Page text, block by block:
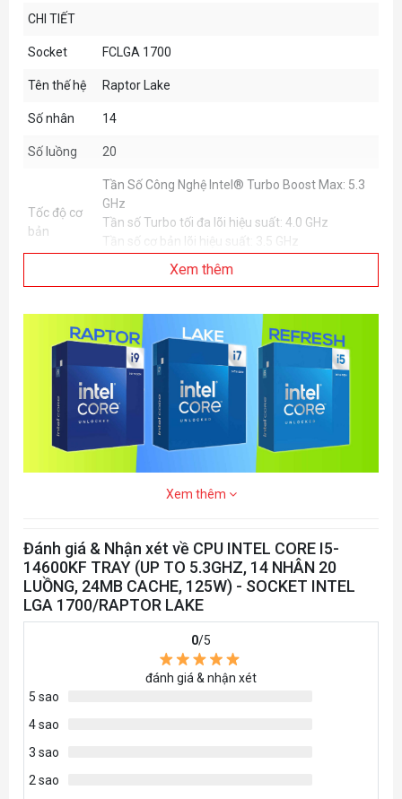
CHI TIẾT
Socket FCLGA 1700
Tên thế hệ Raptor Lake
Số nhân 14
Số luồng 20
Tốc độ cơ
bản
Tần Số Công Nghệ Intel® Turbo Boost Max: 5.3
GHz
Tần số Turbo tối đa lõi hiệu suất: 4.0 GHz
Tần số cơ bản lõi hiệu suất: 3.5 GHz
Total L2 Cache: 28 MB
Tối đa 192 GB
DDR4 3200 MHz
DDR5 5600 MHz
Hỗ trợ số
kênh bộ
Tốc độ GPU
tích hợp cơ
bản
300 MHz
Phiên bản
PCI
Express
Xem thêm
Xem thêm
Đánh giá & Nhận xét về CPU INTEL CORE I5-
14600KF TRAY (UP TO 5.3GHZ, 14 NHÂN 20
LUỒNG, 24MB CACHE, 125W) - SOCKET INTEL
LGA 1700/RAPTOR LAKE
0/5
đánh giá & nhận xét
5 sao
4 sao
3 sao
2 sao